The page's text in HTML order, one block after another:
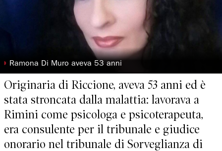
◗ Ramona Di Muro aveva 53 anni
Originaria di Riccione, aveva 53 anni ed è
stata stroncata dalla malattia: lavorava a
Rimini come psicologa e psicoterapeuta,
era consulente per il tribunale e giudice
onorario nel tribunale di Sorveglianza di